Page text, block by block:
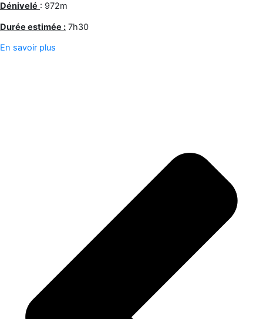
Dénivelé : 972m
Durée estimée : 7h30
En savoir plus